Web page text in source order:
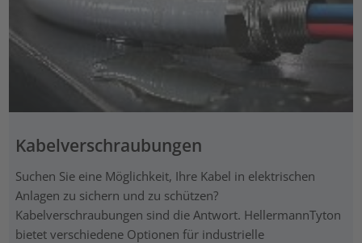
Kabelverschraubungen
Suchen Sie eine Möglichkeit, Ihre Kabel in elektrischen
Anlagen zu sichern und zu schützen?
Kabelverschraubungen sind die Antwort. HellermannTyton
bietet verschiedene Optionen für industrielle